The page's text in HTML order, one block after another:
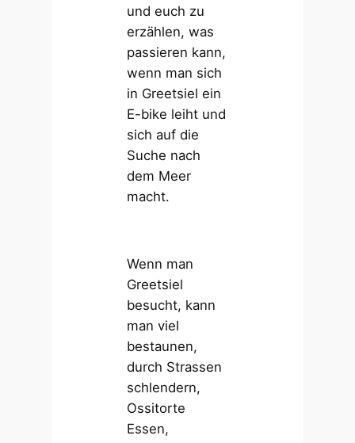
und euch zu
erzählen, was
passieren kann,
wenn man sich
in Greetsiel ein
E-bike leiht und
sich auf die
Suche nach
dem Meer
macht.
Wenn man
Greetsiel
besucht, kann
man viel
bestaunen,
durch Strassen
schlendern,
Ossitorte
Essen,